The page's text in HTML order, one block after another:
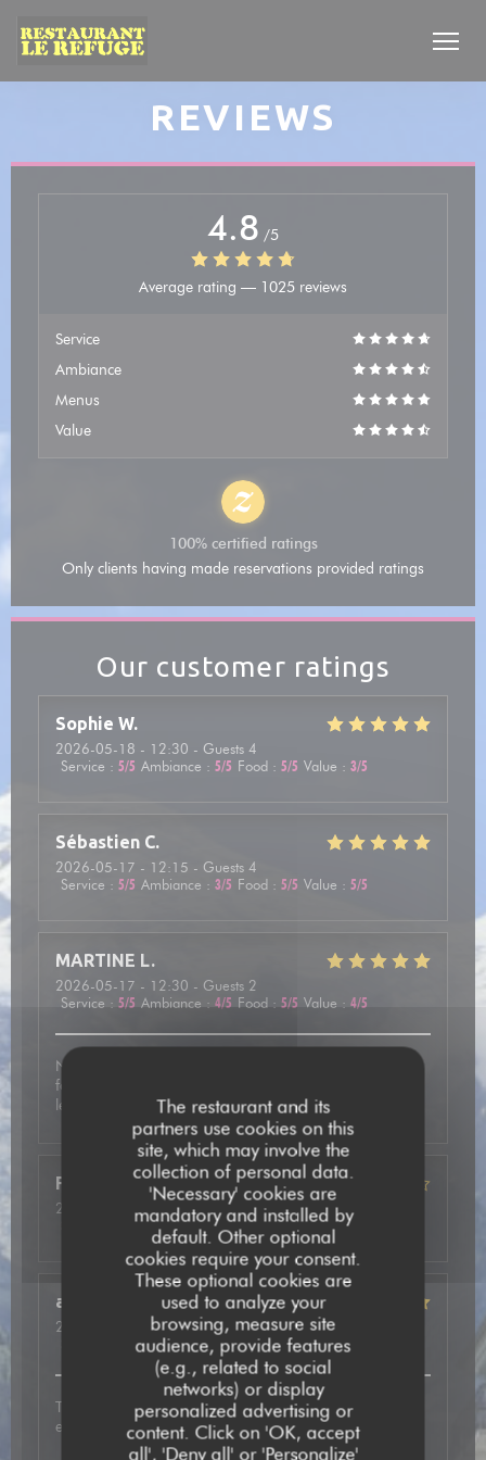
The restaurant and its
partners use cookies on this
site, which may involve the
collection of personal data.
'Necessary' cookies are
mandatory and installed by
default. Other optional
cookies require your consent.
These optional cookies are
used to analyze your
browsing, measure site
audience, provide features
(e.g., related to social
networks) or display
personalized advertising or
content. Click on 'OK, accept
all', 'Deny all' or 'Personalize'
REVIEWS
Our customer ratings
Sophie W
2026-05-18 - 12:30 - Guests 4
Service : 5/5 Ambiance : 5/5 Food : 5/5 Value : 3/5
Sébastien C
2026-05-17 - 12:15 - Guests 4
Service : 5/5 Ambiance : 3/5 Food : 5/5 Value : 5/5
MARTINE L
2026-05-17 - 12:30 - Guests 2
Service : 5/5 Ambiance : 4/5 Food : 5/5 Value : 4/5
Nous avons été très bien accueilli et avons pris une
fondue mixte avec des viandes de qualité. En dessert
leurs crêpes étaient vraiment délicieuses.
Frédéric F
2026-05-13
- 20:15 - Guests 2
/5 Ambiance: 4 /5 Food: 4/5 Value: 4
annie
2026-05-14
- 20:00 - Guests 2
Ambiance: 5/5 Food: 5/5 Value:
Très bon accueil, plat excellent avec de très bonnes
explications. A refaire
4.8 /5
Average rating — 1025 reviews
Service
Ambiance
Menus
Value
100% certified ratings
Only clients having made reservations provided ratings